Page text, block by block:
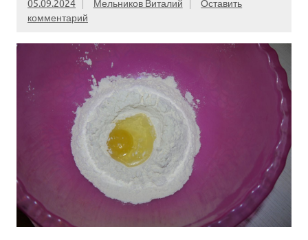
05.09.2024 Мельников Виталий
Оставить
комментарий